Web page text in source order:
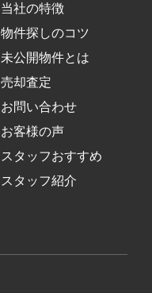
当社の特徴
物件探しのコツ
未公開物件とは
売却査定
お問い合わせ
お客様の声
スタッフおすすめ
スタッフ紹介